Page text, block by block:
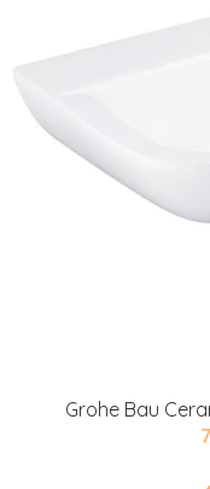
Grohe Bau